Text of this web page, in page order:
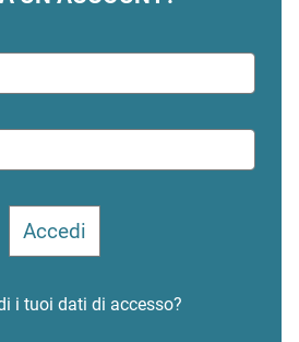
i tuoi dati di accesso?